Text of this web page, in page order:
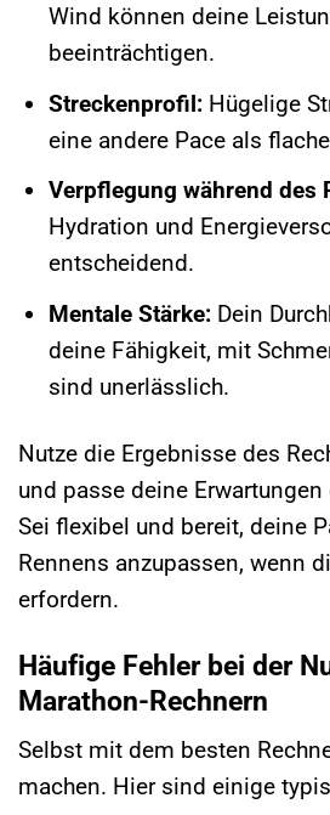
Wind können deine
beeinträchtigen.
Streckenprofil:Hügelige
eine andere Pace als
Verpflegung während des
Hydration und
entscheidend.
Mentale Stärke:Dein
deine Fähigkeit, mit
sind unerlässlich.
Nutze die Ergebnisse des
und passe deine
Sei flexibel und bereit, deine
Rennens anzupassen, wenn
erfordern.
Häufige Fehler bei der
Marathon-Rechnern
Selbst mit dem besten
machen. Hier sind einige